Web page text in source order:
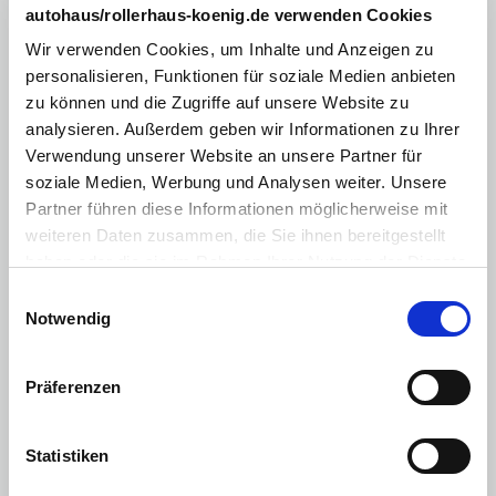
autohaus/rollerhaus-koenig.de verwenden Cookies
Wir verwenden Cookies, um Inhalte und Anzeigen zu
personalisieren, Funktionen für soziale Medien anbieten
zu können und die Zugriffe auf unsere Website zu
analysieren. Außerdem geben wir Informationen zu Ihrer
Verwendung unserer Website an unsere Partner für
soziale Medien, Werbung und Analysen weiter. Unsere
Partner führen diese Informationen möglicherweise mit
weiteren Daten zusammen, die Sie ihnen bereitgestellt
Cookies, wenn Sie unsere Webseite weiterhin nutzen.
Notwendig
Präferenzen
Statistiken
Lenkrad beheizbar
Sitzheizung Vordersitze
Zentralverriegelung mit Fernbedienung
Elektr. Fensterheber vorne/hinten
Android Auto
Nebelscheinwerfer
Bluetooth Freisprecheinrichtung